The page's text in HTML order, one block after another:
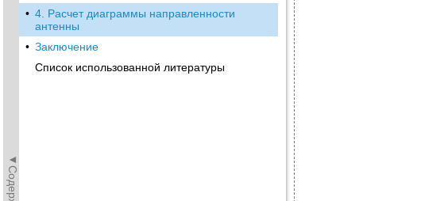
• 4. Расчет диаграммы направленности
антенны
• Заключение
Список использованной литературы